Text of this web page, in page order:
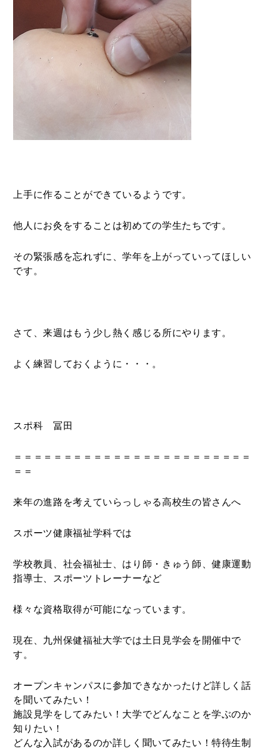
上手に作ることができているようです。
他人にお灸をすることは初めての学生たちです。
その緊張感を忘れずに、学年を上がっていってほしい
です。
さて、来週はもう少し熱く感じる所にやります。
よく練習しておくように・・・。
スポ科 冨田
＝＝＝＝＝＝＝＝＝＝＝＝＝＝＝＝＝＝＝＝＝＝＝＝
＝＝
来年の進路を考えていらっしゃる高校生の皆さんへ
スポーツ健康福祉学科では
学校教員、社会福祉士、はり師・きゅう師、健康運動
指導士、スポーツトレーナーなど
様々な資格取得が可能になっています。
現在、九州保健福祉大学では土日見学会を開催中で
す。
オープンキャンパスに参加できなかったけど詳しく話
を聞いてみたい！
施設見学をしてみたい！大学でどんなことを学ぶのか
知りたい！
どんな入試があるのか詳しく聞いてみたい！特待生制